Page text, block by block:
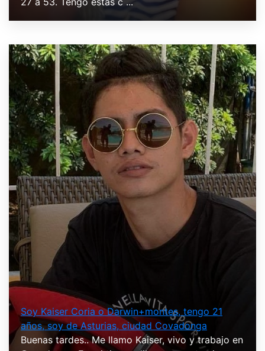
Soy Kaiser Coria o Darwin+montes, tengo 21
años, soy de Asturias, ciudad Covadonga
Buenas tardes.. Me llamo Kaiser, vivo y trabajo en